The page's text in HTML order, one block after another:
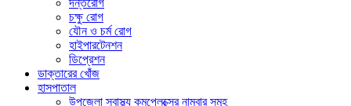
দন্তরোগ
চক্ষু রোগ
যৌন ও চর্ম রোগ
হাইপারটেনশন
ডিপ্রেশন
ডাক্তারের খোঁজ
হাসপাতাল
উপজেলা স্বাস্থ্য কমপ্লেক্সের নাম্বার সমূহ